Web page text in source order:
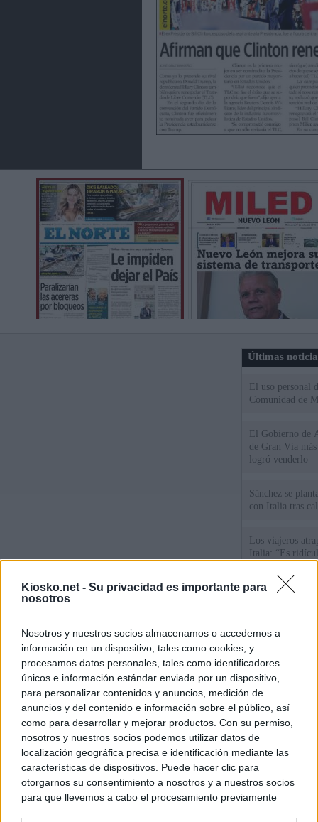
Kiosko.net - Su privacidad es importante para
nosotros
Nosotros y nuestros socios almacenamos o accedemos a
información en un dispositivo, tales como cookies, y
procesamos datos personales, tales como identificadores
únicos e información estándar enviada por un dispositivo,
para personalizar contenidos y anuncios, medición de
anuncios y del contenido e información sobre el público, así
como para desarrollar y mejorar productos. Con su permiso,
nosotros y nuestros socios podemos utilizar datos de
localización geográfica precisa e identificación mediante las
características de dispositivos. Puede hacer clic para
otorgarnos su consentimiento a nosotros y a nuestros socios
para que llevemos a cabo el procesamiento previamente
Últimas
El uso personal
Comunidad de
El Gobierno de
de Gran Vía
logró venderlo
Sánchez se
con Italia tras
Los viajeros
Italia: “Es
"Solo
Sánchez
© Kiosko.net Aviso Legal Privacidad y Cookies